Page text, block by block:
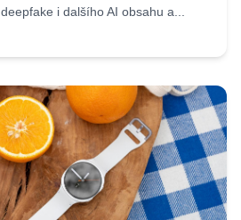
i dalšího AI obsahu a...